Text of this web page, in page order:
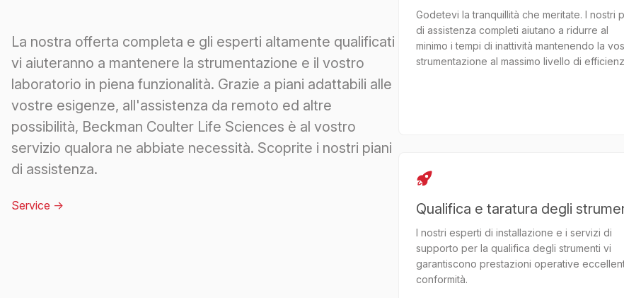
La nostra offerta completa e gli esperti altamente qualificati
vi aiuteranno a mantenere la strumentazione e il vostro
laboratorio in piena funzionalità. Grazie a piani adattabili alle
vostre esigenze, all'assistenza da remoto ed altre
possibilità, Beckman Coulter Life Sciences è al vostro
servizio qualora ne abbiate necessità. Scoprite i nostri piani
di assistenza.
Service ->
Godetevi la tranquillità che meritate. I nostri
di assistenza completi aiutano a ridurre al
minimo i tempi di inattività mantenendo la
strumentazione al massimo livello di
Qualifica e taratura degli
I nostri esperti di installazione e i servizi di
supporto per la qualifica degli strumenti vi
garantiscono prestazioni operative
conformità.